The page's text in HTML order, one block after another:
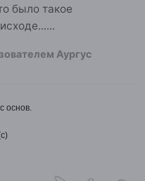
было такое
Аургус
основ.